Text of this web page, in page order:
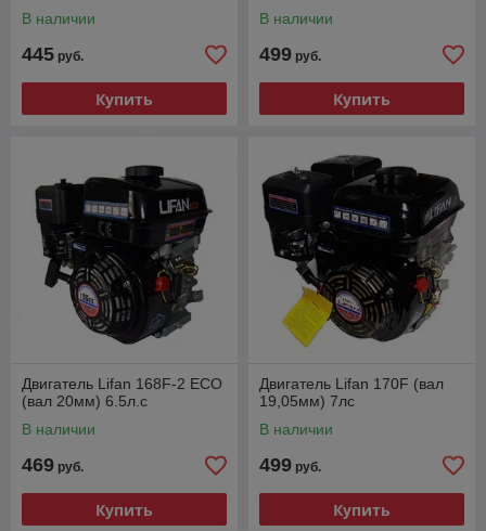
В наличии
445 руб.
Купить
В наличии
499 руб.
Купить
Двигатель Lifan 168F-2 ECO
(вал 20мм) 6.5л.с
В наличии
469 руб.
Купить
Двигатель Lifan 170F (вал
19,05мм) 7лс
В наличии
499 руб.
Купить